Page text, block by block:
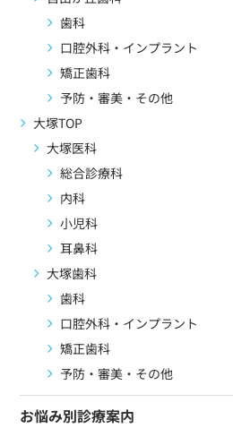
歯科
口腔外科・インプラント
矯正歯科
予防・審美・その他
大塚TOP
大塚医科
総合診療科
内科
小児科
耳鼻科
大塚歯科
歯科
口腔外科・インプラント
矯正歯科
予防・審美・その他
お悩み別診療案内